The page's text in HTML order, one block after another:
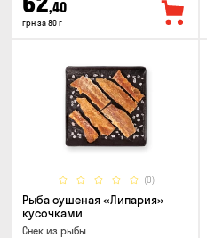
,40
грн за 80 г
(0)
Рыба сушеная «Липария»
кусочками
Снек из рыбы